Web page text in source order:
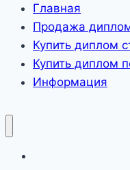
Главная
Продажа
Купить диплом
Купить диплом
Информация